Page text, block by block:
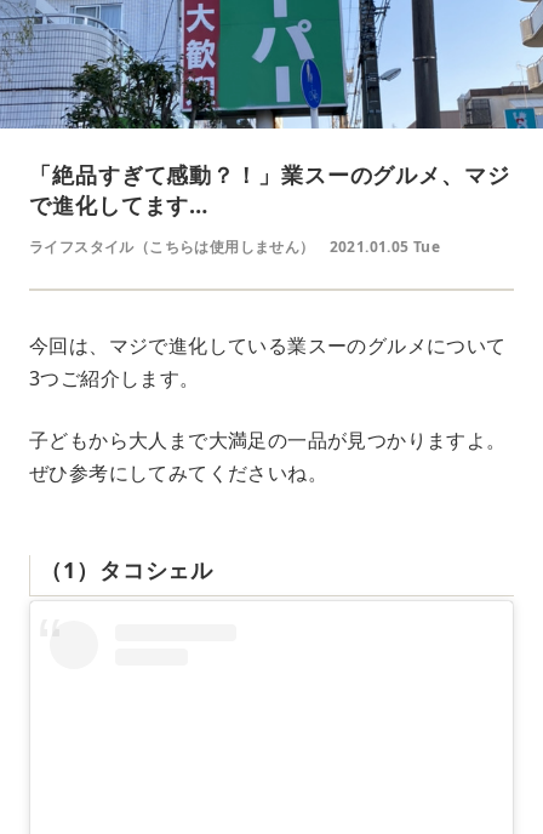
「絶品すぎて感動？！」業スーのグルメ、マジ
で進化してます…
ライフスタイル（こちらは使用しません） 2021.01.05 Tue
今回は、マジで進化している業スーのグルメについて
3つご紹介します。
子どもから大人まで大満足の一品が見つかりますよ。
ぜひ参考にしてみてくださいね。
（1）タコシェル